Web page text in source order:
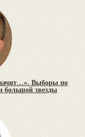
Выборы по
большой звезды